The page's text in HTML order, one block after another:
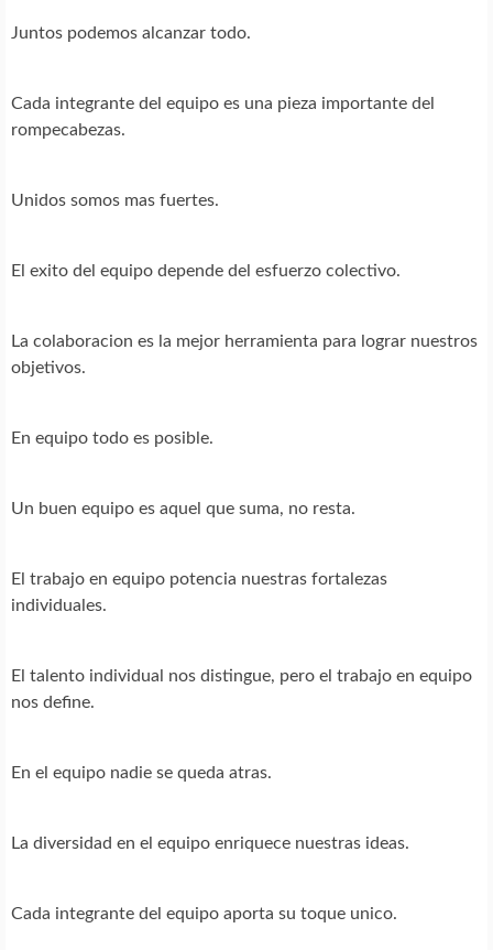
Juntos podemos alcanzar todo.
Cada integrante del equipo es una pieza importante del
rompecabezas.
Unidos somos mas fuertes.
El exito del equipo depende del esfuerzo colectivo.
La colaboracion es la mejor herramienta para lograr nuestros
objetivos.
En equipo todo es posible.
Un buen equipo es aquel que suma, no resta.
El trabajo en equipo potencia nuestras fortalezas
individuales.
El talento individual nos distingue, pero el trabajo en equipo
nos define.
En el equipo nadie se queda atras.
La diversidad en el equipo enriquece nuestras ideas.
Cada integrante del equipo aporta su toque unico.